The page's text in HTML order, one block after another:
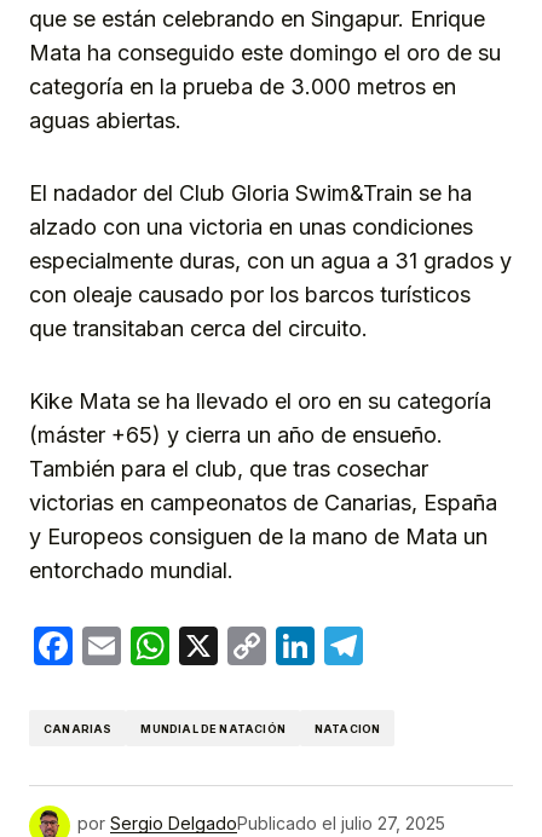
que se están celebrando en Singapur. Enrique
Mata ha conseguido este domingo el oro de su
categoría en la prueba de 3.000 metros en
aguas abiertas.
El nadador del Club Gloria Swim&Train se ha
alzado con una victoria en unas condiciones
especialmente duras, con un agua a 31 grados y
con oleaje causado por los barcos turísticos
que transitaban cerca del circuito.
Kike Mata se ha llevado el oro en su categoría
(máster +65) y cierra un año de ensueño.
También para el club, que tras cosechar
victorias en campeonatos de Canarias, España
y Europeos consiguen de la mano de Mata un
entorchado mundial.
Facebook
EmailWhatsApp
X
CopyLinkedIn
CANARIAS MUNDIAL DE NATACIÓN NATACION
por Sergio DelgadoPublicado el julio 27, 2025